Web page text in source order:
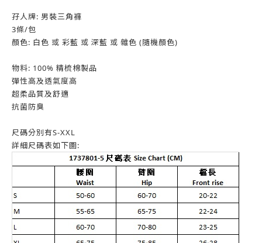
孖人牌: 男裝三角褲
3條/包
顏色: 白色 或 彩藍 或 深藍 或 雜色 (隨機顏色)
物料: 100% 精梳棉製品
彈性高及透氣度高
超柔品質及舒適
抗菌防臭
尺碼分別有S-XXL
詳細尺碼表如下圖: